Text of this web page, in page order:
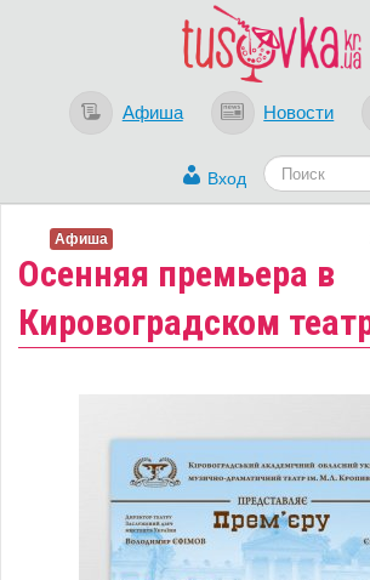
Афиша Новости
Вход
Осенняя премьера в
Кировоградском
Афиша